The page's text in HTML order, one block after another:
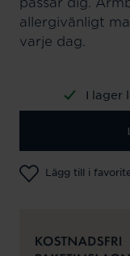
allergivänligt
varje dag.
I lager
Lägg till i